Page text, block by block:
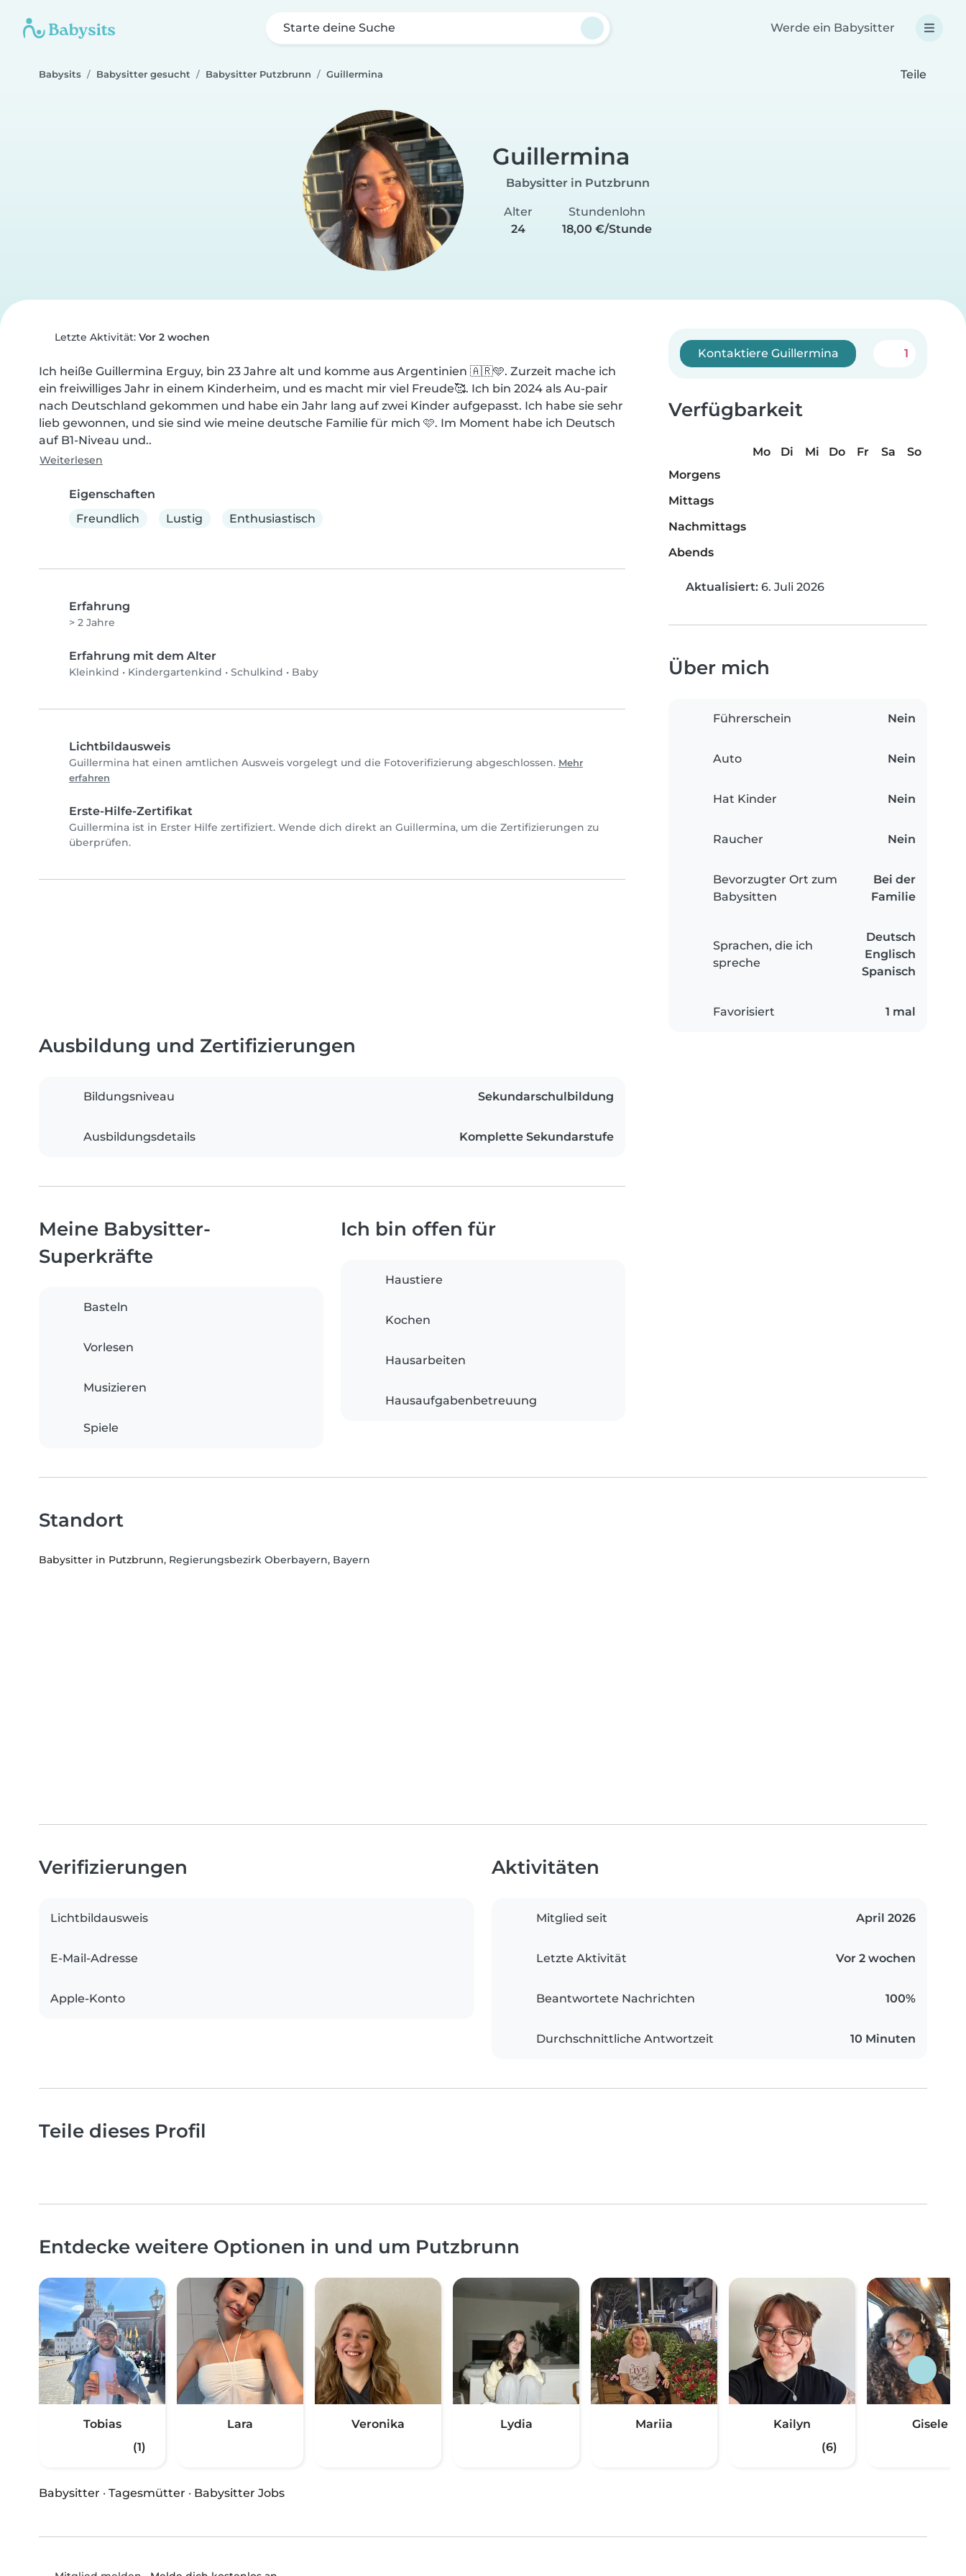
Starte deine Suche Werde ein Babysitter
Babysits Babysitter gesucht Babysitter Putzbrunn Guillermina Teile
Guillermina
Babysitter in Putzbrunn
Alter
24
Stundenlohn
18,00 €/Stunde
Letzte Aktivität: Vor 2 wochen
Ich heiße Guillermina Erguy, bin 23 Jahre alt und komme aus Argentinien 🇦🇷🩵. Zurzeit mache ich
ein freiwilliges Jahr in einem Kinderheim, und es macht mir viel Freude🥰. Ich bin 2024 als Au-pair
nach Deutschland gekommen und habe ein Jahr lang auf zwei Kinder aufgepasst. Ich habe sie sehr
lieb gewonnen, und sie sind wie meine deutsche Familie für mich 🩷. Im Moment habe ich Deutsch
auf B1-Niveau und..
Weiterlesen
Eigenschaften
Freundlich
Lustig Enthusiastisch
Erfahrung
> 2 Jahre
Erfahrung mit dem Alter
Kleinkind • Kindergartenkind • Schulkind • Baby
Lichtbildausweis
Guillermina hat einen amtlichen Ausweis vorgelegt und die Fotoverifizierung abgeschlossen. Mehr
erfahren
Erste-Hilfe-Zertifikat
Guillermina ist in Erster Hilfe zertifiziert. Wende dich direkt an Guillermina, um die Zertifizierungen zu
überprüfen.
Kontaktiere Guillermina 1
Verfügbarkeit
Mo Di Mi Do Fr Sa
So
Morgens
Mittags
Nachmittags
Abends
Aktualisiert: 6. Juli 2026
Über mich
Führerschein Nein
Auto Nein
Hat Kinder Nein
Raucher Nein
Bevorzugter Ort zum
Babysitten
Bei der
Familie
Sprachen, die ich
spreche
Deutsch
Englisch
Spanisch
Favorisiert 1 mal
Ausbildung und Zertifizierungen
Bildungsniveau Sekundarschulbildung
Ausbildungsdetails Komplette Sekundarstufe
Meine Babysitter-
Superkräfte
Basteln
Vorlesen
Musizieren
Spiele
Ich bin offen für
Haustiere
Kochen
Hausarbeiten
Hausaufgabenbetreuung
Standort
Babysitter in Putzbrunn, Regierungsbezirk Oberbayern, Bayern
Verifizierungen
Lichtbildausweis
E-Mail-Adresse
Apple-Konto
Aktivitäten
Mitglied seit April 2026
Letzte Aktivität Vor 2 wochen
Beantwortete Nachrichten 100%
Durchschnittliche Antwortzeit 10 Minuten
Teile dieses Profil
Entdecke weitere Optionen in und um Putzbrunn
Tobias
(1)
Lara Veronika Lydia Mariia
Kailyn
(6)
Gisele
Babysitter · Tagesmütter · Babysitter Jobs